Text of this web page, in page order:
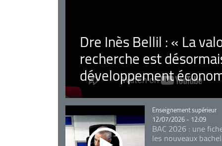
Dre Inès Bellil : « La
recherche est
développement
Catégorie
Enseignement supérieur
12/07/2026 - 12:09
BAC 2026 : une
les nouveaux